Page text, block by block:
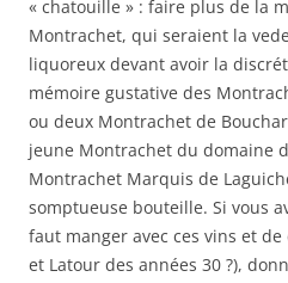
« chatouille » : faire plus de la
Montrachet, qui seraient la
liquoreux devant avoir la
mémoire gustative des
ou deux Montrachet de
jeune Montrachet du domaine
Montrachet Marquis de
somptueuse bouteille. Si vous
faut manger avec ces vins et
et Latour des années 30 ?),